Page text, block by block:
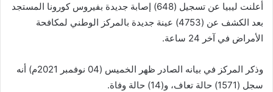
أعلنت ليبيا عن تسجيل (648) إصابة جديدة بفيروس كورونا المستجد
بعد الكشف عن (4753) عينة جديدة بالمركز الوطني لمكافحة
الأمراض في آخر 24 ساعة.
وذكر المركز في بيانه الصادر ظهر الخميس (04 نوفمبر 2021م) أنه
سجل (1571) حالة تعاف، و(14) حالة وفاة.